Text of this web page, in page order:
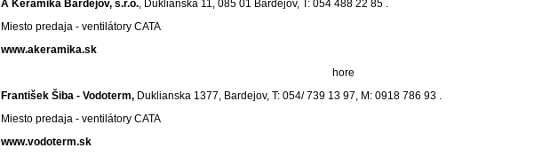
A Keramika Bardejov, s.r.o., Duklianska 11, 085 01 Bardejov, T: 054 488 22 85 .
Miesto predaja - ventilátory CATA
www.akeramika.sk
hore
František Šiba - Vodoterm, Duklianska 1377, Bardejov, T: 054/ 739 13 97, M: 0918 786 93 .
Miesto predaja - ventilátory CATA
www.vodoterm.sk